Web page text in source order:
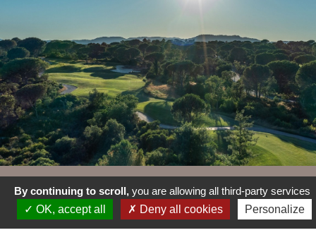
NOTRE PARCOURS
Baigné par le soleil et l’ambiance provençale, le parcours se
By continuing to scroll,you are allowing all third-party services
OK, accept all
Deny all cookies Personalize